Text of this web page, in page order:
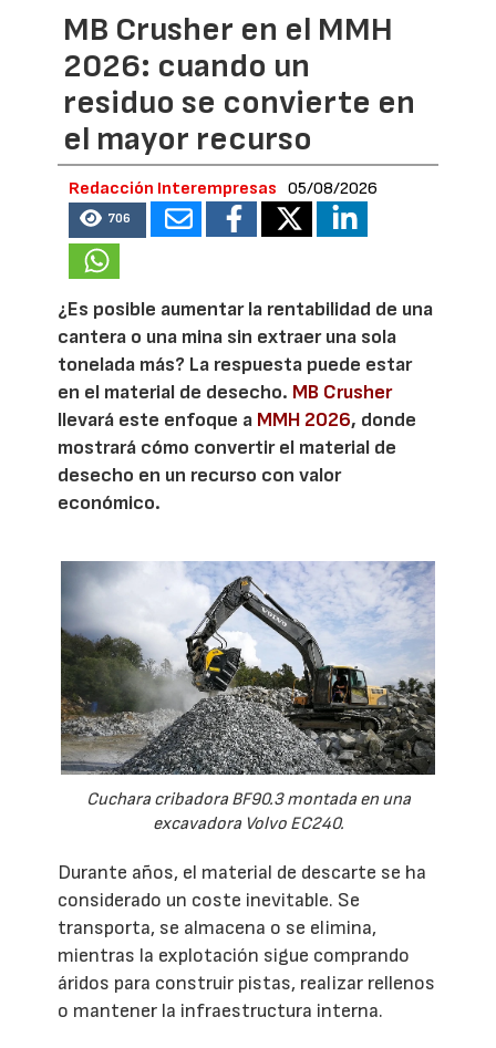
MB Crusher en el MMH
2026: cuando un
residuo se convierte en
el mayor recurso
Redacción Interempresas 05/08/2026
706
¿Es posible aumentar la rentabilidad de una
cantera o una mina sin extraer una sola
tonelada más? La respuesta puede estar
en el material de desecho. MB Crusher
llevará este enfoque a MMH 2026, donde
mostrará cómo convertir el material de
desecho en un recurso con valor
económico.
Cuchara cribadora BF90.3 montada en una
excavadora Volvo EC240.
Durante años, el material de descarte se ha
considerado un coste inevitable. Se
transporta, se almacena o se elimina,
mientras la explotación sigue comprando
áridos para construir pistas, realizar rellenos
o mantener la infraestructura interna.